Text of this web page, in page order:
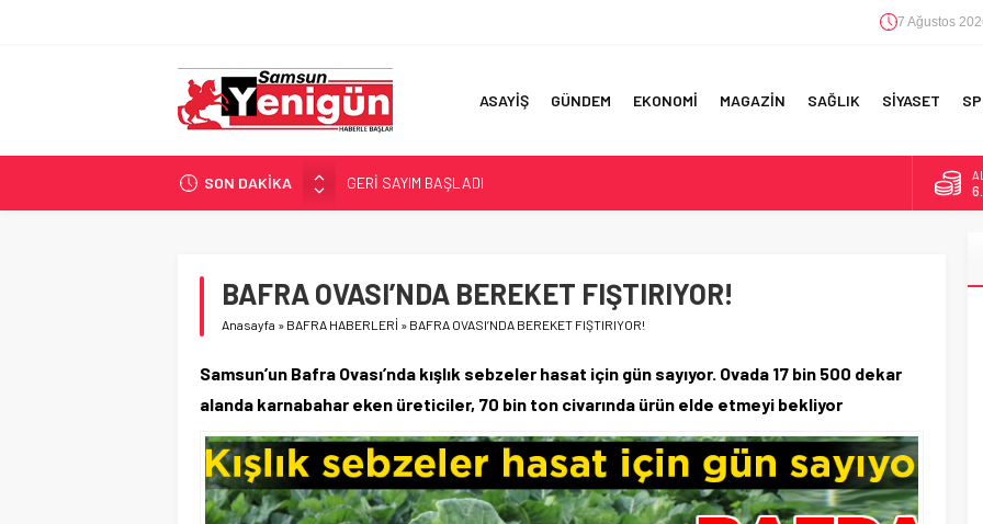
7 Ağustos
ASAYİŞ GÜNDEM EKONOMİ MAGAZİN SAĞLIK SİYASET
SON DAKİKA
GERİ SAYIM BAŞLADI
SAMSUNSPOR’DA HEDEF 5’İNCİLİK!
İŞTE FINDIK FİYATI!
YÖNETİCİ SEÇERKEN YAPILAN EN BÜYÜK HATALAR
BAFRA OVASI’NDA BEREKET FIŞTIRIYOR!
Anasayfa » BAFRA HABERLERİ » BAFRA OVASI’NDA BEREKET FIŞTIRIYOR!
Samsun’un Bafra Ovası’nda kışlık sebzeler hasat için gün sayıyor. Ovada 17 bin 500 dekar
alanda karnabahar eken üreticiler, 70 bin ton civarında ürün elde etmeyi bekliyor